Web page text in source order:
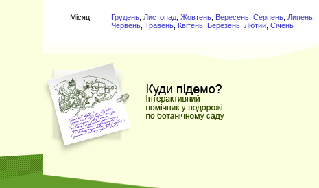
Мiсяц: Грудень Листопад Жовтень Вересень Серпень Липень
Червень Травень Квітень Березень Лютий Січень